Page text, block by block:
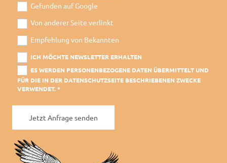
Gefunden auf Google
Von anderer Seite verlinkt
Empfehlung von Bekannten
ICH MÖCHTE NEWSLETTER ERHALTEN
ES WERDEN PERSONENBEZOGENE DATEN ÜBERMITTELT UND
FÜR DIE IN DER DATENSCHUTZSEITE BESCHRIEBENEN ZWECKE
VERWENDET. *